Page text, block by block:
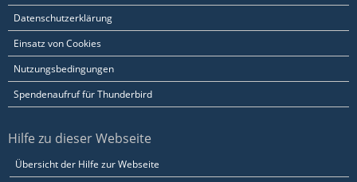
Datenschutzerklärung
Einsatz von Cookies
Nutzungsbedingungen
Spendenaufruf für Thunderbird
Hilfe zu dieser Webseite
Übersicht der Hilfe zur Webseite